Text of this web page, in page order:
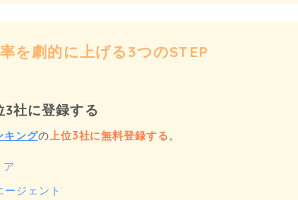
を劇的に上げる3つのSTEP
3社に登録する
キングの 上位3社に無料登録する 。
ア
ージェント